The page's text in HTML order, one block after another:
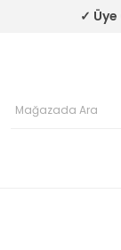
✓ Üye